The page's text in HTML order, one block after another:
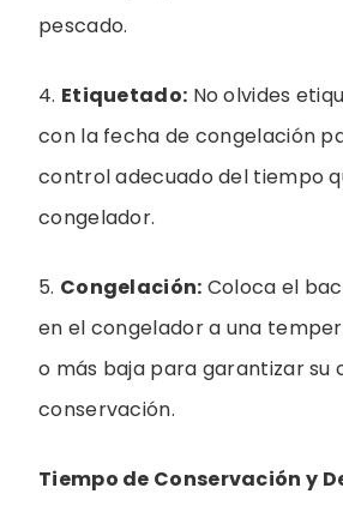
pescado.
4. Etiquetado: No olvides
con la fecha de congelación
control adecuado del tiempo
congelador.
5. Congelación: Coloca el
en el congelador a una
o más baja para garantizar su
conservación.
Tiempo de Conservación y